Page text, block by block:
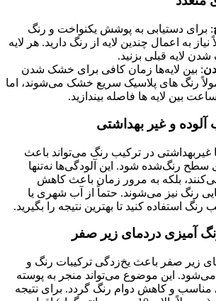
: برای دستیابی به پوشش یکنواخت و رنگ
به اعمال چندین لایه از رنگ دارید. هر لایه
لایه قبلی بزنید.
: بین لایه‌ها زمان کافی برای خشک شدن
رنگ ‌های پلاسیک سریع خشک می‌شوند، اما
بین لایه‌ ها فاصله بیندازید.
غیربهداشتی در ترکیب رنگ می‌تواند باعث
سطح رنگ‌شده شود. این آلودگی‌ها نه‌تنها
بلکه به مرور زمان باعث کاهش
رنگ نیز می‌شوند. حتماً از آب شهری یا
استفاده کنید تا بهترین نتیجه را بگیرید.
زیر صفر باعث یخ‌زدگی ترکیبات رنگ و
این موضوع می‌تواند منجر به پوسته
و کاهش دوام رنگ گردد. برای نتیجه